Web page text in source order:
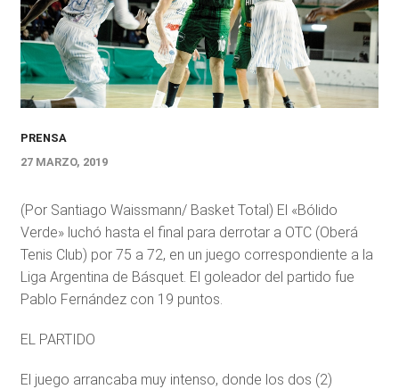
PRENSA
27 MARZO, 2019
(Por Santiago Waissmann/ Basket Total) El «Bólido
Verde» luchó hasta el final para derrotar a OTC (Oberá
Tenis Club) por 75 a 72, en un juego correspondiente a la
Liga Argentina de Básquet. El goleador del partido fue
Pablo Fernández con 19 puntos.
EL PARTIDO
El juego arrancaba muy intenso, donde los dos (2)